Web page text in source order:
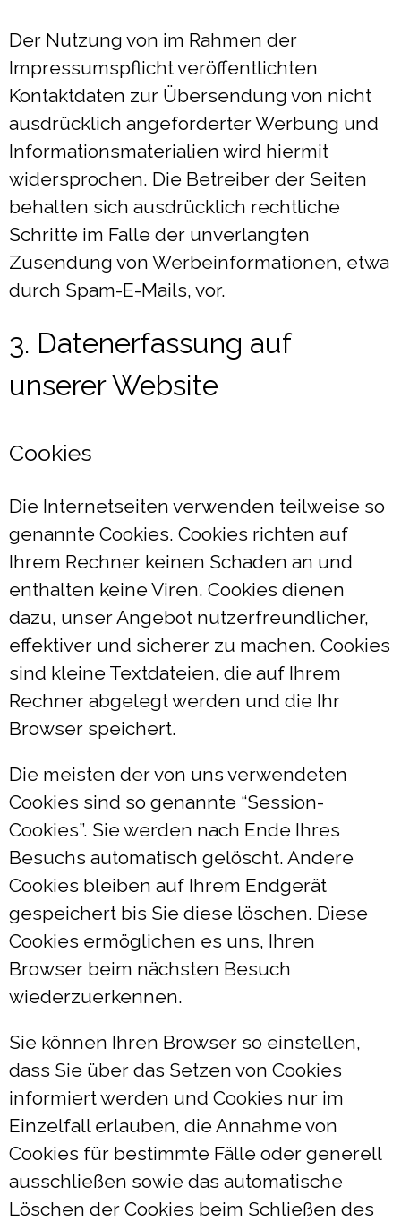
Der Nutzung von im Rahmen der
Impressumspflicht veröffentlichten
Kontaktdaten zur Übersendung von nicht
ausdrücklich angeforderter Werbung und
Informationsmaterialien wird hiermit
widersprochen. Die Betreiber der Seiten
behalten sich ausdrücklich rechtliche
Schritte im Falle der unverlangten
Zusendung von Werbeinformationen, etwa
durch Spam-E-Mails, vor.
3. Datenerfassung auf
unserer Website
Cookies
Die Internetseiten verwenden teilweise so
genannte Cookies. Cookies richten auf
Ihrem Rechner keinen Schaden an und
enthalten keine Viren. Cookies dienen
dazu, unser Angebot nutzerfreundlicher,
effektiver und sicherer zu machen. Cookies
sind kleine Textdateien, die auf Ihrem
Rechner abgelegt werden und die Ihr
Browser speichert.
Die meisten der von uns verwendeten
Cookies sind so genannte “Session-
Cookies”. Sie werden nach Ende Ihres
Besuchs automatisch gelöscht. Andere
Cookies bleiben auf Ihrem Endgerät
gespeichert bis Sie diese löschen. Diese
Cookies ermöglichen es uns, Ihren
Browser beim nächsten Besuch
wiederzuerkennen.
Sie können Ihren Browser so einstellen,
dass Sie über das Setzen von Cookies
informiert werden und Cookies nur im
Einzelfall erlauben, die Annahme von
Cookies für bestimmte Fälle oder generell
ausschließen sowie das automatische
Löschen der Cookies beim Schließen des